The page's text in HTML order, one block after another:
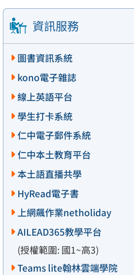
資訊服務
圖書資訊系統
kono電子雜誌
線上英語平台
學生打卡系統
仁中電子郵件系統
仁中本土教育平台
本土語直播共學
HyRead電子書
上網飆作業netholiday
AILEAD365教學平台
(授權範圍: 國1~高3)
Teams lite翰林雲端學院